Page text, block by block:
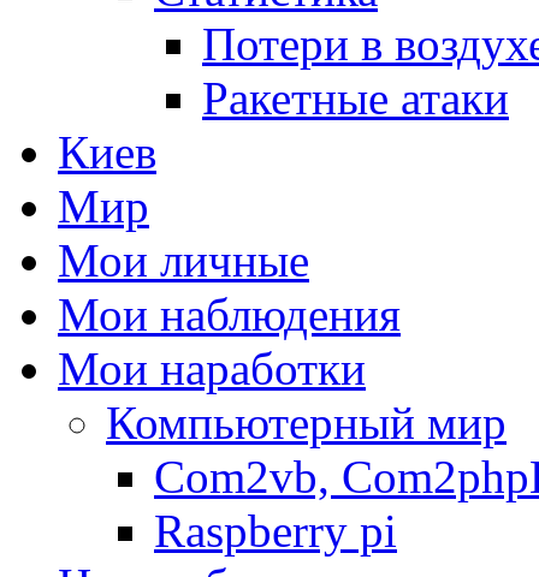
Потери в
Ракетные атаки
Киев
Мир
Мои личные
Мои наблюдения
Мои наработки
Компьютерный мир
Com2vb,
Raspberry pi